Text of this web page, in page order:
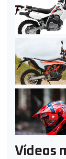
Vídeos